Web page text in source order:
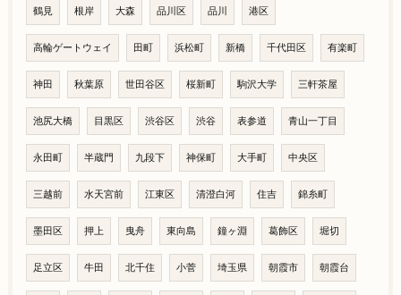
鶴見 根岸 大森 品川区 品川 港区
高輪ゲートウェイ 田町 浜松町 新橋 千代田区 有楽町
神田 秋葉原 世田谷区 桜新町 駒沢大学 三軒茶屋
池尻大橋 目黒区 渋谷区 渋谷 表参道 青山一丁目
永田町 半蔵門 九段下 神保町 大手町 中央区
三越前 水天宮前 江東区 清澄白河 住吉 錦糸町
墨田区 押上 曳舟 東向島 鐘ヶ淵 葛飾区 堀切
足立区 牛田 北千住 小菅 埼玉県 朝霞市 朝霞台